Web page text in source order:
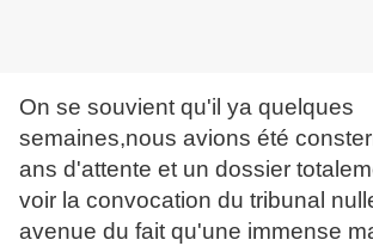
On se souvient qu'il ya quelques
semaines,nous avions été
ans d'attente et un dossier
voir la convocation du tribunal
avenue du fait qu'une immense